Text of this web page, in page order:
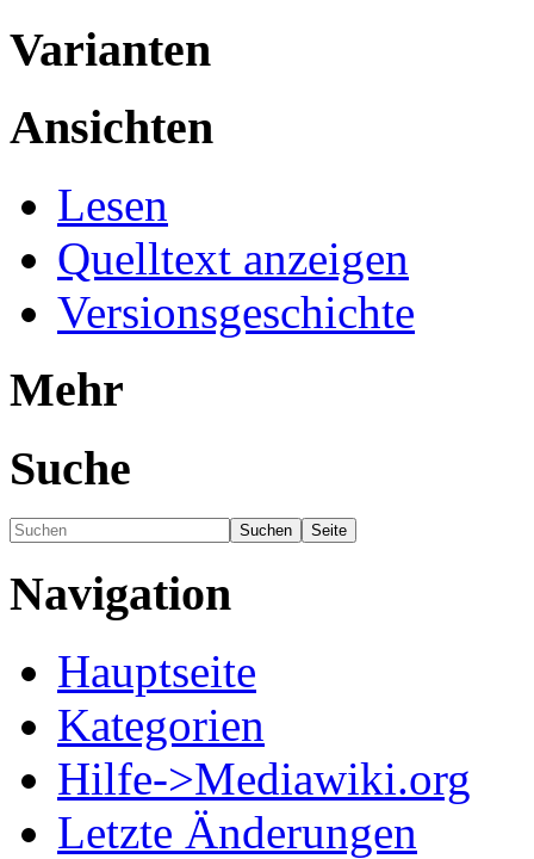
Varianten
Ansichten
Lesen
Quelltext anzeigen
Versionsgeschichte
Mehr
Suche
Navigation
Hauptseite
Kategorien
Hilfe->Mediawiki.org
Letzte Änderungen